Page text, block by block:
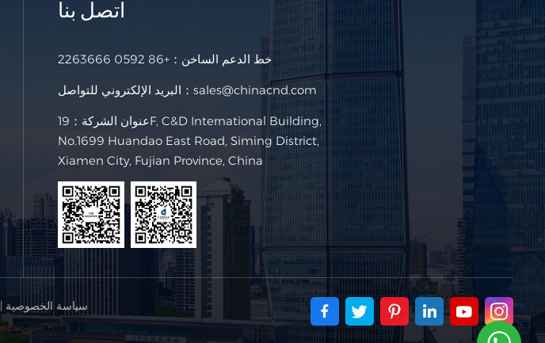
اتصل بنا
خط الدعم الساخن： +86 0592 2263666
البريد الإلكتروني للتواصل：sales@chinacnd.com
عنوان الشركة：19F, C&D International Building,
No.1699 Huandao East Road, Siming District,
Xiamen City, Fujian Province, China
| سياسة الخصوصية